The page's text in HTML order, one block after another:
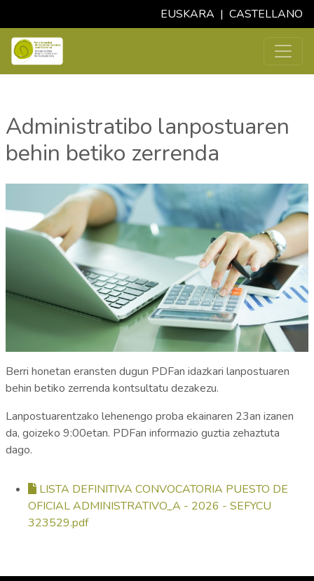
EUSKARA | CASTELLANO
Administratibo lanpostuaren
behin betiko zerrenda
Berri honetan eransten dugun PDFan idazkari lanpostuaren
behin betiko zerrenda kontsultatu dezakezu.
Lanpostuarentzako lehenengo proba ekainaren 23an izanen
da, goizeko 9:00etan. PDFan informazio guztia zehaztuta
dago.
LISTA DEFINITIVA CONVOCATORIA PUESTO DE
OFICIAL ADMINISTRATIVO_A - 2026 - SEFYCU
323529.pdf